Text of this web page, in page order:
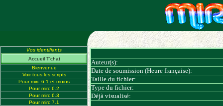
Vos identifiants
Accueil T'chat
Bienvenue
Voir tous les scripts
Pour mirc 6.1 et moins
Pour mirc 6.2
Pour mirc 6.3
Pour mirc 7.1
Auteur(s):
Date de soumission (Heure française):
Taille du fichier:
Type du fichier:
Déjà visualisé: